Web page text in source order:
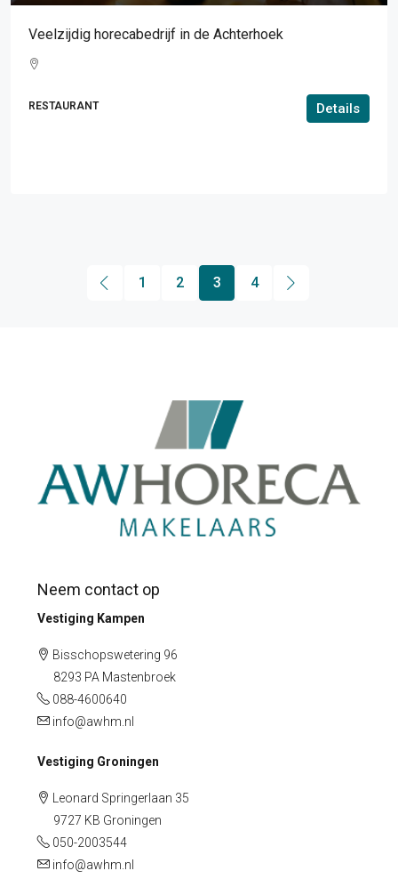
Veelzijdig horecabedrijf in de Achterhoek
RESTAURANT Details
1 2 3 4
Neem contact op
Vestiging Kampen
Bisschopswetering 96
8293 PA Mastenbroek
088-4600640
info@awhm.nl
Vestiging Groningen
Leonard Springerlaan 35
9727 KB Groningen
050-2003544
info@awhm.nl